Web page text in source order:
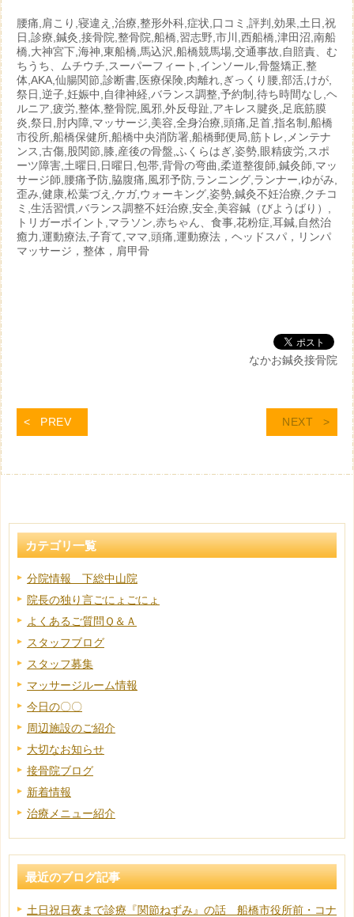
腰痛,肩こり,寝違え,治療,整形外科,症状,口コミ,評判,効果,土日,祝
日,診療,鍼灸,接骨院,整骨院,船橋,習志野,市川,西船橋,津田沼,南船
橋,大神宮下,海神,東船橋,馬込沢,船橋競馬場,交通事故,自賠責、む
ちうち、ムチウチ,スーパーフィート,インソール,骨盤矯正,整
体,AKA,仙腸関節,診断書,医療保険,肉離れ,ぎっくり腰,部活,けが,
祭日,逆子,妊娠中,自律神経,バランス調整,予約制,待ち時間なし,ヘ
ルニア,疲労,整体,整骨院,風邪,外反母趾,アキレス腱炎,足底筋膜
炎,祭日,肘内障,マッサージ,美容,全身治療,頭痛,足首,指名制,船橋
市役所,船橋保健所,船橋中央消防署,船橋郵便局,筋トレ,メンテナ
ンス,古傷,股関節,膝,産後の骨盤,ふくらはぎ,姿勢,眼精疲労,スポ
ーツ障害,土曜日,日曜日,包帯,背骨の弯曲,柔道整復師,鍼灸師,マッ
サージ師,腰痛予防,脇腹痛,風邪予防,ランニング,ランナー,ゆがみ,
歪み,健康,松葉づえ,ケガ,ウォーキング,姿勢,鍼灸不妊治療,クチコ
ミ,生活習慣,バランス調整不妊治療,安全,美容鍼（びようばり）,
トリガーポイント,マラソン,赤ちゃん、食事,花粉症,耳鍼,自然治
癒力,運動療法,子育て,ママ,頭痛,運動療法，ヘッドスパ，リンパ
マッサージ，整体，肩甲骨
なかお鍼灸接骨院
PREV NEXT
カテゴリ一覧
分院情報 下総中山院
院長の独り言ごにょごにょ
よくあるご質問Ｑ＆Ａ
スタッフブログ
スタッフ募集
マッサージルーム情報
今日の〇〇
周辺施設のご紹介
大切なお知らせ
接骨院ブログ
新着情報
治療メニュー紹介
最近のブログ記事
土日祝日夜まで診療『関節ねずみ』の話 船橋市役所前・コナ